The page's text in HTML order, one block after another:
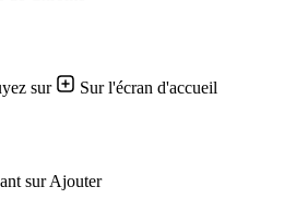
sur Sur l'écran d'accueil
surAjouter